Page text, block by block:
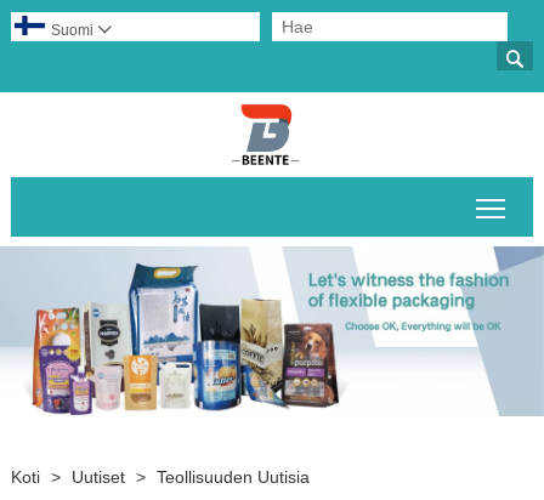

Suomi 
Koti > Uutiset > Teollisuuden Uutisia